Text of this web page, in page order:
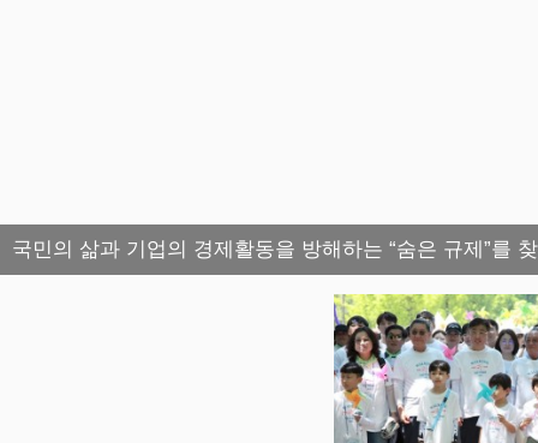
국민의 삶과 기업의 경제활동을 방해하는 “숨은 규제”를